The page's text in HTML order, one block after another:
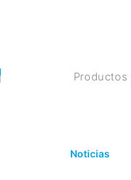
Productos
Noticias